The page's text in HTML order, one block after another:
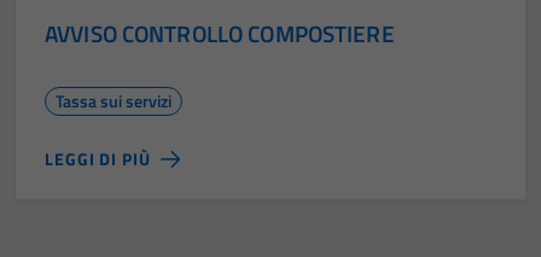
AVVISO CONTROLLO COMPOSTIERE
Tassa sui servizi
LEGGI DI PIÙ